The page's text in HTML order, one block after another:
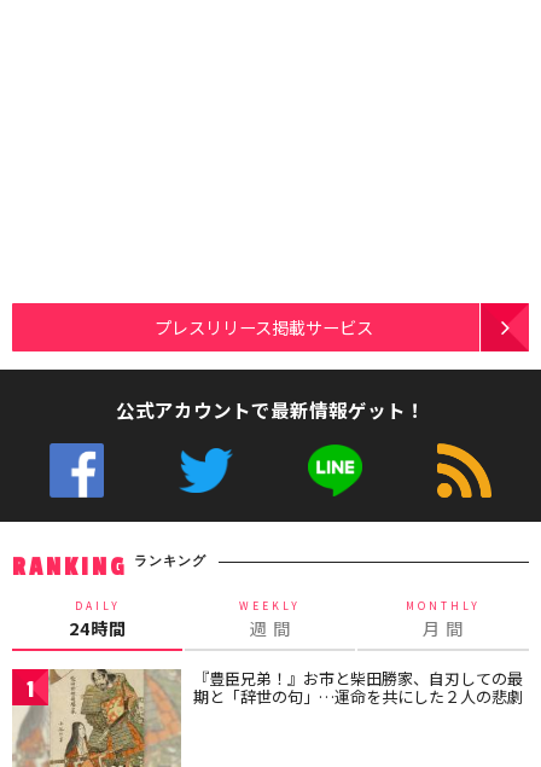
プレスリリース掲載サービス
公式アカウントで最新情報ゲット！
RANKING ランキング
DAILY
24時間
WEEKLY
週 間
MONTHLY
月 間
1 『豊臣兄弟！』お市と柴田勝家、自刃しての最
期と「辞世の句」…運命を共にした２人の悲劇